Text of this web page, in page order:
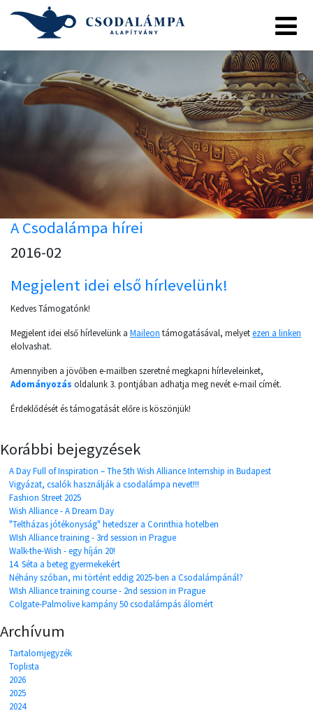
A Csodalámpa hírei
2016-02
Megjelent idei első hírlevelünk!
Kedves Támogatónk!
Megjelent idei első hírlevelünk a Maileon támogatásával, melyetezen a linken
elolvashat.
Amennyiben a jövőben e-mailben szeretné megkapni hírleveleinket,
Adományozás oldalunk 3. pontjában adhatja meg nevét e-mail címét.
Érdeklődését és támogatását előre is köszönjük!
Korábbi bejegyzések
A Day Full of Inspiration – The 5th Wish Alliance Internship in Budapest
Vigyázat, csalók használják a csodalámpa nevet!!!
Fashion Street 2025
Wish Alliance - A Dream Day
"Teltházas jótékonyság" hetedszer a Corinthia hotelben
WIsh Alliance training - 3rd session in Prague
Walk-the-Wish - egy híján 20!
14. Séta a beteg gyermekekért
Néhány szóban, mi történt eddig 2025-ben a Csodalámpánál?
WIsh Alliance training course - 2nd session in Prague
Colgate-Palmolive kampány 50 csodalámpás álomért
Archívum
Tartalomjegyzék
Toplista
2026
2025
2024